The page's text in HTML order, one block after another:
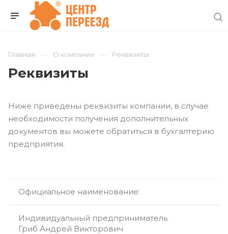
Главная О компании Реквизиты
Реквизиты
Ниже приведены реквизиты компании, в случае
необходимости получения дополнительных
документов вы можете обратиться в бухгалтерию
предприятия.
Официальное наименование:
Индивидуальный предприниматель
Гриб Андрей Викторович